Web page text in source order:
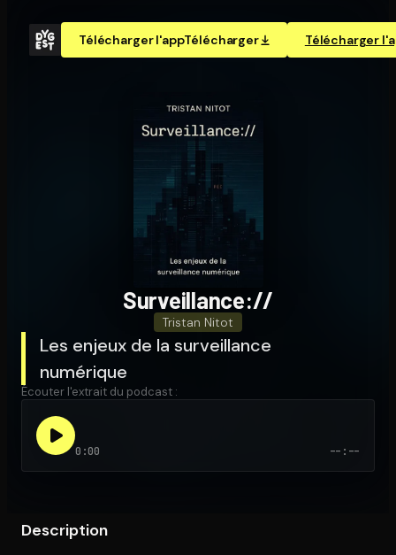
Télécharger l'appTélécharger Télécharger
Ouvre l'app Appareil photo, pointe sur le code. C'est gratuit à
Sur­veillance://
Tristan Nitot
Les enjeux de la surveillance
numérique
Écouter l'extrait du podcast :
0:00 --:--
Description